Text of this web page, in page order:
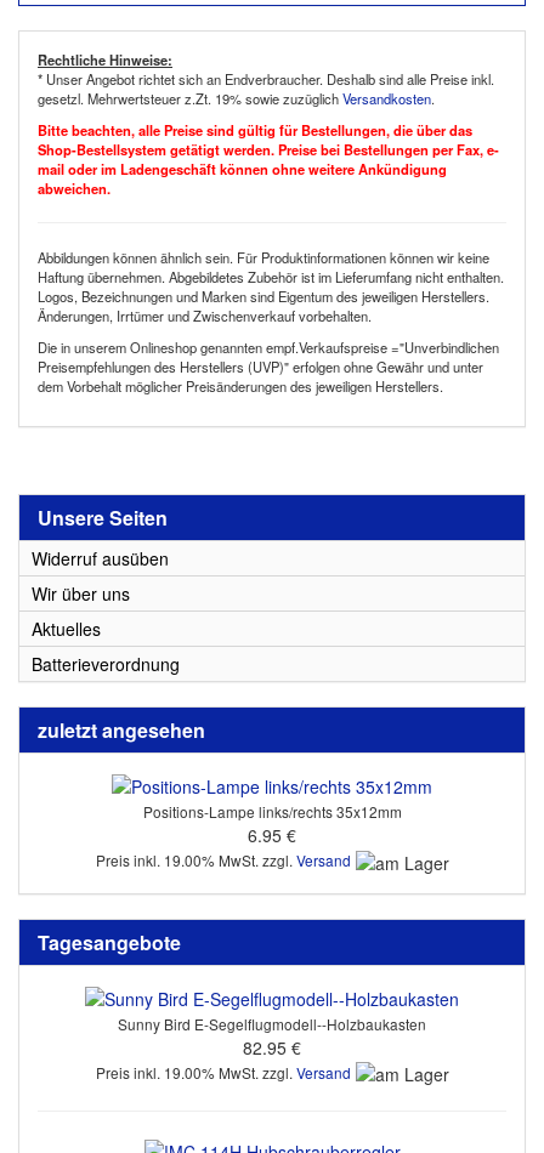
Rechtliche Hinweise:
* Unser Angebot richtet sich an Endverbraucher. Deshalb sind alle Preise inkl.
gesetzl. Mehrwertsteuer z.Zt. 19% sowie zuzüglichVersandkosten.
Bitte beachten, alle Preise sind gültig für Bestellungen, die über das
Shop-Bestellsystem getätigt werden. Preise bei Bestellungen per Fax, e-
mail oder im Ladengeschäft können ohne weitere Ankündigung
abweichen.
Abbildungen können ähnlich sein. Für Produktinformationen können wir keine
Haftung übernehmen. Abgebildetes Zubehör ist im Lieferumfang nicht enthalten.
Logos, Bezeichnungen und Marken sind Eigentum des jeweiligen Herstellers.
Änderungen, Irrtümer und Zwischenverkauf vorbehalten.
Die in unserem Onlineshop genannten empf.Verkaufspreise ="Unverbindlichen
Preisempfehlungen des Herstellers (UVP)" erfolgen ohne Gewähr und unter
dem Vorbehalt möglicher Preisänderungen des jeweiligen Herstellers.
Unsere Seiten
Widerruf ausüben
Wir über uns
Aktuelles
Batterieverordnung
zuletzt angesehen
Positions-Lampe links/rechts 35x12mm
6.95 €
Preis inkl. 19.00% MwSt. zzgl.Versand
Tagesangebote
Sunny Bird E-Segelflugmodell--Holzbaukasten
82.95 €
Preis inkl. 19.00% MwSt. zzgl. Versand